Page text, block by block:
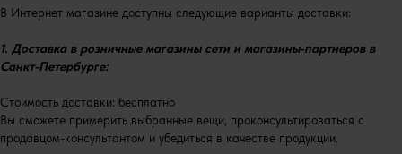
В Интернет магазине доступны следующие варианты доставки:
1. Доставка в розничные магазины сети и магазины-партнеров в
Санкт-Петербурге:
Стоимость доставки: бесплатно
Вы сможете примерить выбранные вещи, проконсультироваться с
продавцом-консультантом и убедиться в качестве продукции.